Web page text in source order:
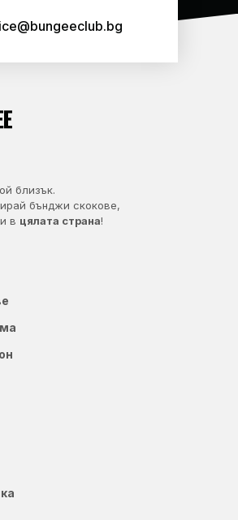
близък.
бънджи скокове,
и в цялата страна!